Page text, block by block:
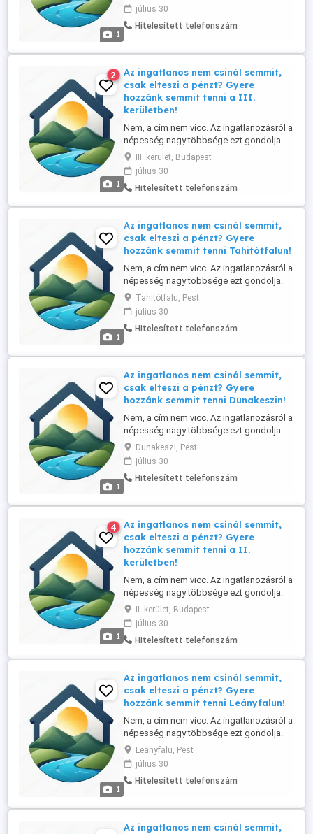
1
üzlettársat keres a Szentendrei szigeten
és környékén, elsősorban helyi lakos
személyében. Tapasztalat nem
nincs semmiféle havi, vagy ...
július 30
Hitelesített telefonszám
1
2
Az ingatlanos nem csinál semmit,
csak elteszi a pénzt? Gyere
hozzánk semmit tenni a III.
kerületben!
Nem, a cím nem vicc. Az ingatlanozásról a
népesség nagy többsége ezt gondolja.
Ennek tükrében ingatlan irodánk referens-
üzlettársat keres a Szentendrei szigeten
és környékén, elsősorban helyi lakos
személyében. Tapasztalat nem
III. kerület, Budapest
július 30
Hitelesített telefonszám
1
Az ingatlanos nem csinál semmit,
csak elteszi a pénzt? Gyere
hozzánk semmit tenni Tahitótfalun!
Nem, a cím nem vicc. Az ingatlanozásról a
népesség nagy többsége ezt gondolja.
Ennek tükrében ingatlan irodánk referens-
üzlettársat keres a Szentendrei szigeten
és környékén, elsősorban helyi lakos
személyében. Tapasztalat nem
nincs semmiféle havi, vagy ...
Tahitótfalu, Pest
július 30
Hitelesített telefonszám
1
Az ingatlanos nem csinál semmit,
csak elteszi a pénzt? Gyere
hozzánk semmit tenni Dunakeszin!
Nem, a cím nem vicc. Az ingatlanozásról a
népesség nagy többsége ezt gondolja.
Ennek tükrében ingatlan irodánk referens-
üzlettársat keres a Szentendrei szigeten
és környékén, elsősorban helyi lakos
személyében. Tapasztalat nem
nincs semmiféle havi, vagy ...
Dunakeszi, Pest
július 30
Hitelesített telefonszám
1
4
Az ingatlanos nem csinál semmit,
csak elteszi a pénzt? Gyere
hozzánk semmit tenni a II.
kerületben!
Nem, a cím nem vicc. Az ingatlanozásról a
népesség nagy többsége ezt gondolja.
Ennek tükrében ingatlan irodánk referens-
üzlettársat keres a Szentendrei szigeten
és környékén, elsősorban helyi lakos
személyében. Tapasztalat nem
II. kerület, Budapest
július 30
Hitelesített telefonszám
1
Az ingatlanos nem csinál semmit,
csak elteszi a pénzt? Gyere
hozzánk semmit tenni Leányfalun!
Nem, a cím nem vicc. Az ingatlanozásról a
népesség nagy többsége ezt gondolja.
Ennek tükrében ingatlan irodánk referens-
üzlettársat keres a Szentendrei szigeten
és környékén, elsősorban helyi lakos
személyében. Tapasztalat nem
nincs semmiféle havi, vagy ...
Leányfalu, Pest
július 30
Hitelesített telefonszám
Az ingatlanos nem csinál semmit,